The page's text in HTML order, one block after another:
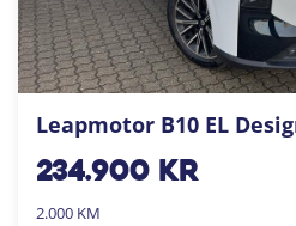
Leapmotor B10 EL
234.900kr
2.000 KM